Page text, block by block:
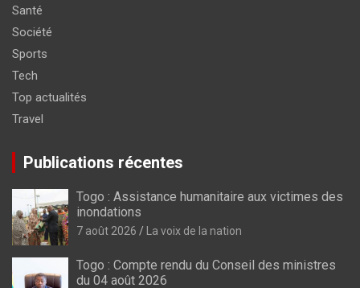
Santé
Société
Sports
Tech
Top actualités
Travel
Publications récentes
Togo : Assistance humanitaire aux victimes des
inondations
7 août 2026 La voix de la nation
Togo : Compte rendu du Conseil des ministres
du 04 août 2026